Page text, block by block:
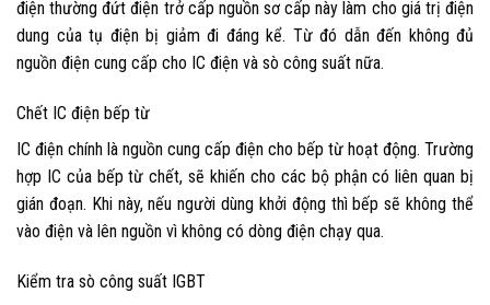
điện thường đứt điện trở cấp nguồn sơ cấp này làm cho giá trị điện
dung của tụ điện bị giảm đi đáng kể. Từ đó dẫn đến không đủ
nguồn điện cung cấp cho IC điện và sò công suất nữa.
Chết IC điện bếp từ
IC điện chính là nguồn cung cấp điện cho bếp từ hoạt động. Trường
hợp IC của bếp từ chết, sẽ khiến cho các bộ phận có liên quan bị
gián đoạn. Khi này, nếu người dùng khởi động thì bếp sẽ không thể
vào điện và lên nguồn vì không có dòng điện chạy qua.
Kiểm tra sò công suất IGBT